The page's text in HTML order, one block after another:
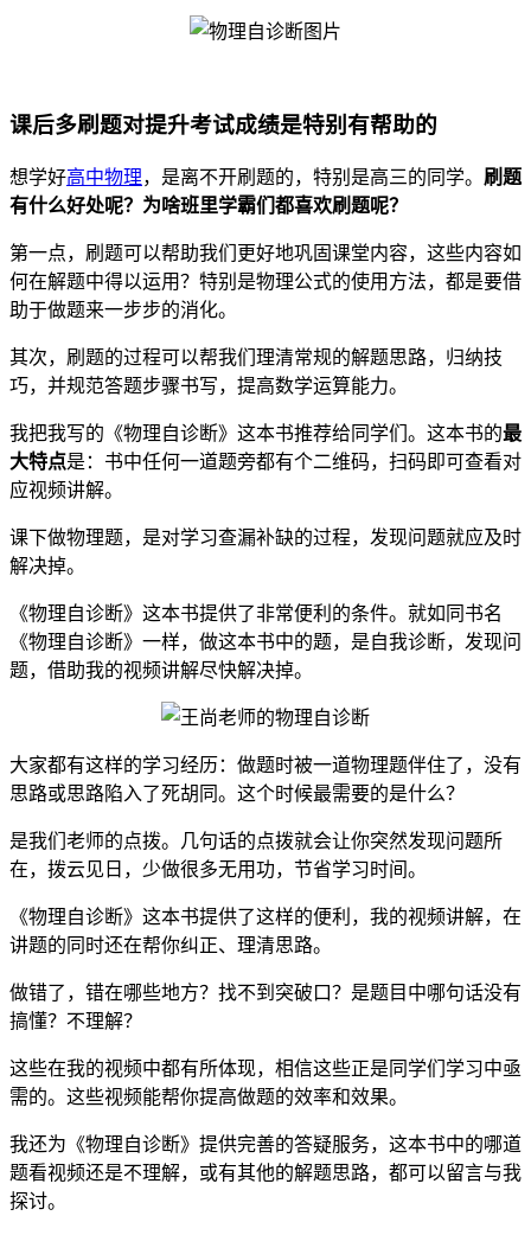
课后多刷题对提升考试成绩是特别有帮助的
想学好高中物理，是离不开刷题的，特别是高三的同学。 刷题
有什么好处呢？为啥班里学霸们都喜欢刷题呢？
第一点，刷题可以帮助我们更好地巩固课堂内容，这些内容如
何在解题中得以运用？特别是物理公式的使用方法，都是要借
助于做题来一步步的消化。
其次，刷题的过程可以帮我们理清常规的解题思路，归纳技
巧，并规范答题步骤书写，提高数学运算能力。
我把我写的《物理自诊断》这本书推荐给同学们。这本书的最
大特点是：书中任何一道题旁都有个二维码，扫码即可查看对
应视频讲解。
课下做物理题，是对学习查漏补缺的过程，发现问题就应及时
解决掉。
《物理自诊断》这本书提供了非常便利的条件。就如同书名
《物理自诊断》一样，做这本书中的题，是自我诊断，发现问
题，借助我的视频讲解尽快解决掉。
大家都有这样的学习经历：做题时被一道物理题伴住了，没有
思路或思路陷入了死胡同。这个时候最需要的是什么？
是我们老师的点拨。几句话的点拨就会让你突然发现问题所
在，拨云见日，少做很多无用功，节省学习时间。
《物理自诊断》这本书提供了这样的便利，我的视频讲解，在
讲题的同时还在帮你纠正、理清思路。
做错了，错在哪些地方？找不到突破口？是题目中哪句话没有
搞懂？不理解？
这些在我的视频中都有所体现，相信这些正是同学们学习中亟
需的。这些视频能帮你提高做题的效率和效果。
我还为《物理自诊断》提供完善的答疑服务，这本书中的哪道
题看视频还是不理解，或有其他的解题思路，都可以留言与我
探讨。